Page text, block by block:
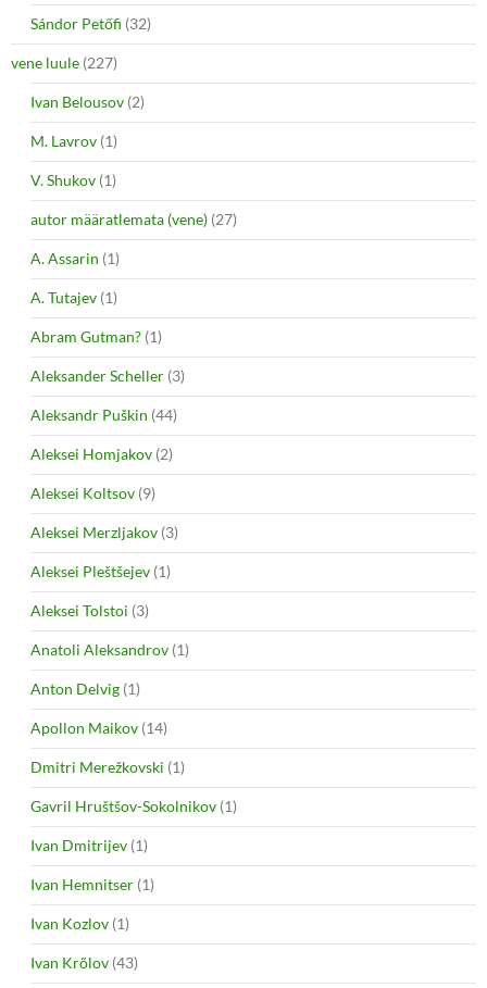
Sándor Petőfi (32)
vene luule (227)
Ivan Belousov (2)
M. Lavrov (1)
V. Shukov (1)
autor määratlemata (vene) (27)
A. Assarin (1)
A. Tutajev (1)
Abram Gutman? (1)
Aleksander Scheller (3)
Aleksandr Puškin (44)
Aleksei Homjakov (2)
Aleksei Koltsov (9)
Aleksei Merzljakov (3)
Aleksei Pleštšejev (1)
Aleksei Tolstoi (3)
Anatoli Aleksandrov (1)
Anton Delvig (1)
Apollon Maikov (14)
Dmitri Merežkovski (1)
Gavril Hruštšov-Sokolnikov (1)
Ivan Dmitrijev (1)
Ivan Hemnitser (1)
Ivan Kozlov (1)
Ivan Krõlov (43)